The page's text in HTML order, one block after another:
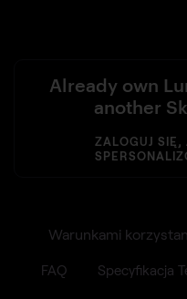
Already own
another
ZALOGUJ SIĘ,
Warunkami
FAQ Specyfikacja